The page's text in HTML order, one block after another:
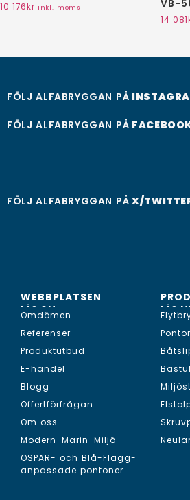
10 176kr inkl. moms VB-
14 081
FÖLJ ALFABRYGGAN PÅ
FÖLJ ALFABRYGGAN PÅ
FÖLJ ALFABRYGGAN PÅ X/
WEBBPLATSEN
LÄS OM...
Omdömen
Referenser
Produktutbud
E-handel
Blogg
Offertförfrågan
Om oss
Modern-Marin-Miljö
OSPAR- och Blå-Flagg-
anpassade pontoner
LÄS
Neular